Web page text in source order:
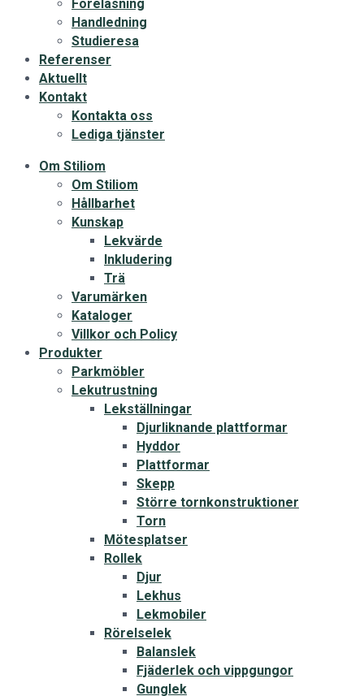
Föreläsning
Handledning
Studieresa
Referenser
Aktuellt
Kontakt
Kontakta oss
Lediga tjänster
Om Stiliom
Om Stiliom
Hållbarhet
Kunskap
Lekvärde
Inkludering
Trä
Varumärken
Kataloger
Villkor och Policy
Produkter
Parkmöbler
Lekutrustning
Lekställningar
Djurliknande plattformar
Hyddor
Plattformar
Skepp
Större tornkonstruktioner
Torn
Mötesplatser
Rollek
Djur
Lekhus
Lekmobiler
Rörelselek
Balanslek
Fjäderlek och vippgungor
Gunglek